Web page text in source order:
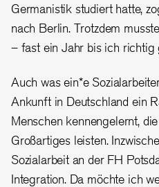
Germanistik studiert hatte,
nach Berlin. Trotzdem
– fast ein Jahr bis ich richtig
Auch was ein*e
Ankunft in Deutschland ein
Menschen kennengelernt,
Großartiges leisten.
Sozialarbeit an der FH
Integration. Da möchte ich